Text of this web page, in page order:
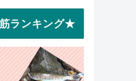
ランキング★